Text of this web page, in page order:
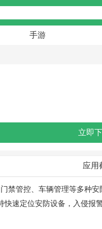
手游
立即
应用
禁管控、车辆管理等多种
快速定位安防设备，入侵报